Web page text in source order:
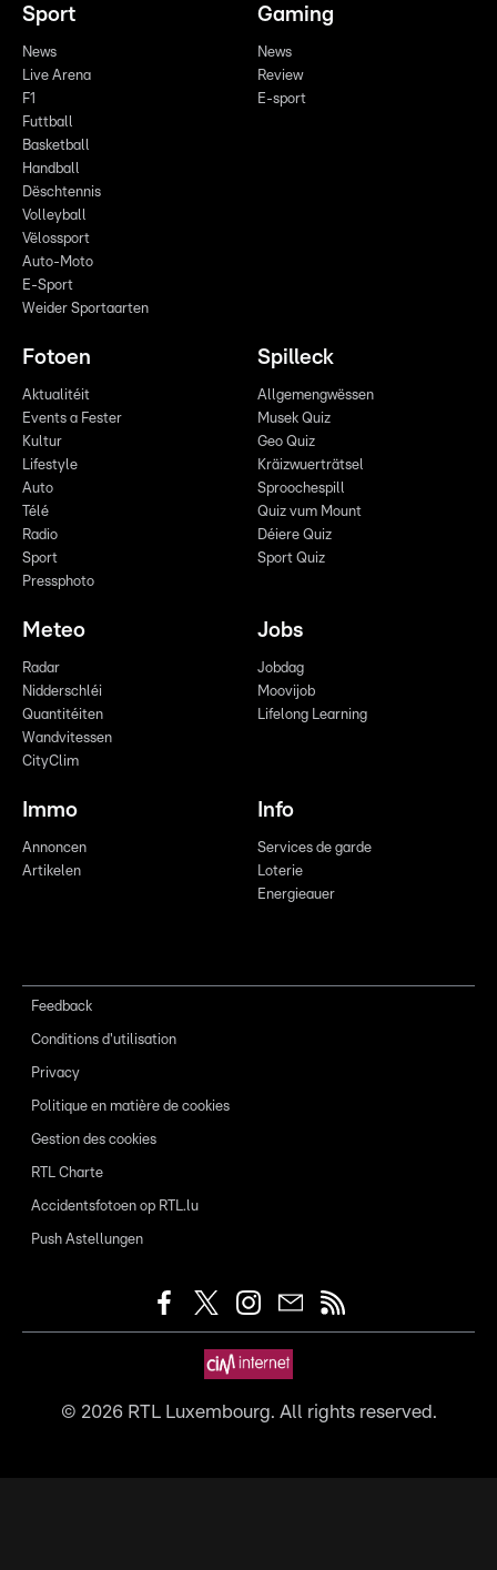
Sport
News
Live Arena
F1
Futtball
Basketball
Handball
Dëschtennis
Volleyball
Vëlossport
Auto-Moto
E-Sport
Weider Sportaarten
Gaming
News
Review
E-sport
Fotoen
Aktualitéit
Events a Fester
Kultur
Lifestyle
Auto
Télé
Radio
Sport
Pressphoto
Spilleck
Allgemengwëssen
Musek Quiz
Geo Quiz
Kräizwuerträtsel
Sproochespill
Quiz vum Mount
Déiere Quiz
Sport Quiz
Meteo
Radar
Nidderschléi
Quantitéiten
Wandvitessen
CityClim
Jobs
Jobdag
Moovijob
Lifelong Learning
Immo
Annoncen
Artikelen
Info
Services de garde
Loterie
Energieauer
Feedback
Conditions d'utilisation
Privacy
Politique en matière de cookies
Gestion des cookies
RTL Charte
Accidentsfotoen op RTL.lu
Push Astellungen
© 2026RTL Luxembourg. All rights reserved.